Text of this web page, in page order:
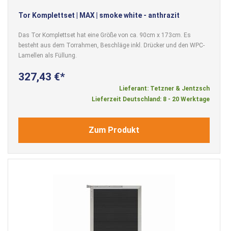
Tor Komplettset | MAX | smoke white - anthrazit
Das Tor Komplettset hat eine Größe von ca. 90cm x 173cm. Es
besteht aus dem Torrahmen, Beschläge inkl. Drücker und den WPC-
Lamellen als Füllung.
327,43 €
Lieferant: Tetzner & Jentzsch
Lieferzeit Deutschland: 8 - 20 Werktage
Zum Produkt